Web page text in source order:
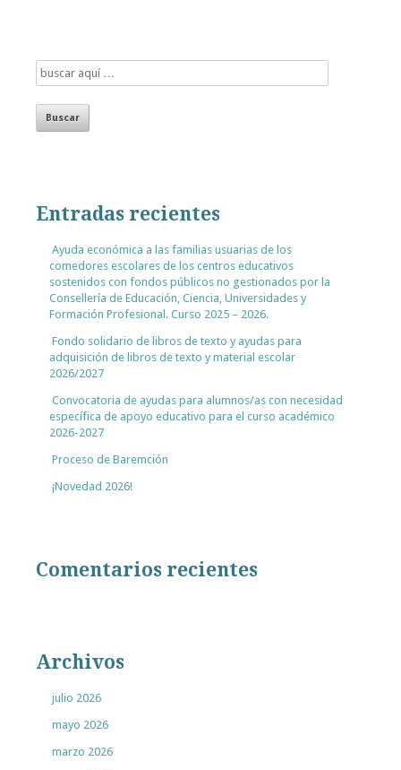
Entradas recientes
Ayuda económica a las familias usuarias de los
comedores escolares de los centros educativos
sostenidos con fondos públicos no gestionados por la
Consellería de Educación, Ciencia, Universidades y
Formación Profesional. Curso 2025 – 2026.
Fondo solidario de libros de texto y ayudas para
adquisición de libros de texto y material escolar
2026/2027
Convocatoria de ayudas para alumnos/as con necesidad
específica de apoyo educativo para el curso académico
2026-2027
Proceso de Baremción
¡Novedad 2026!
Comentarios recientes
Archivos
julio 2026
mayo 2026
marzo 2026